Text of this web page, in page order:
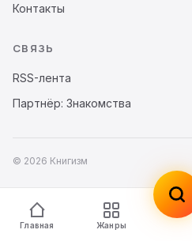
Главная Жанры
Контакты
СВЯЗЬ
RSS-лента
Партнёр: Знакомства
© 2026 Книгизм